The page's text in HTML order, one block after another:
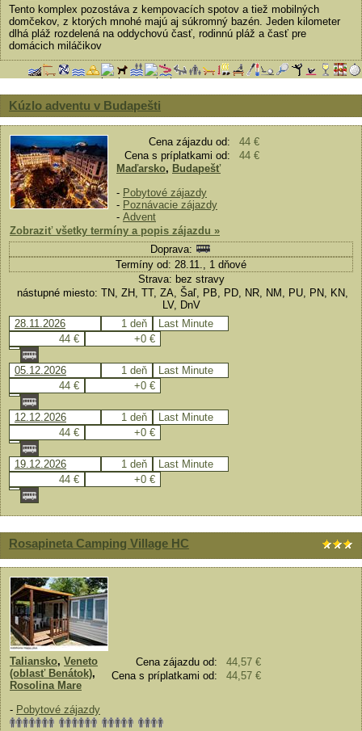
Tento komplex pozostáva z kempovacích spotov a tiež mobilných
domčekov, z ktorých mnohé majú aj súkromný bazén. Jeden kilometer
dlhá pláž rozdelená na oddychovú časť, rodinnú pláž a časť pre
domácich miláčikov
Kúzlo adventu v Budapešti
Cena zájazdu od:
44 €
Cena s príplatkami od:
44 €
Maďarsko, Budapešť
- Pobytové zájazdy
- Poznávacie zájazdy
- Advent
Zobraziť všetky termíny a popis zájazdu »
Doprava:
Termíny od: 28.11., 1 dňové
Strava: bez stravy
nástupné miesto: TN, ZH, TT, ZA, Šaľ, PB, PD, NR, NM, PU, PN, KN,
LV, DnV
28.11.2026
1 deň
Last Minute
44 €
+0 €
05.12.2026 1 deň
Last Minute
44 €
+0 €
12.12.2026 1 deň
Last Minute
44 €
+0 €
19.12.2026 1 deň
Last Minute
44 €
+0 €
Rosapineta Camping Village HC
Cena zájazdu od:
44,57 €
Cena s príplatkami od:
44,57 €
Taliansko, Veneto
(oblasť Benátok),
Rosolina Mare
- Pobytové zájazdy